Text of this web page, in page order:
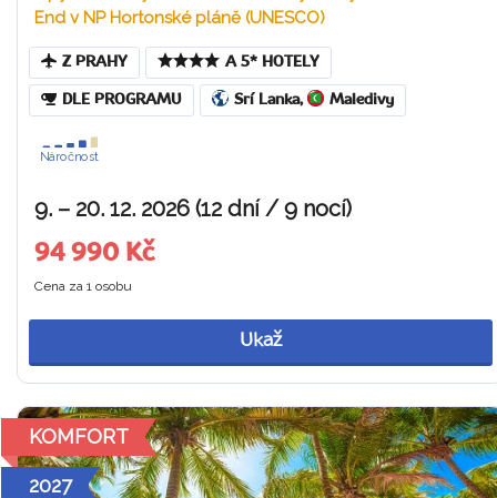
End v NP Hortonské pláně (UNESCO)
Z PRAHY A 5* HOTELY
DLE PROGRAMU Srí Lanka, Maledivy
Náročnost
9. – 20. 12. 2026 (12 dní / 9 nocí)
94 990 Kč
Cena za 1 osobu
Ukaž
KOMFORT
2027